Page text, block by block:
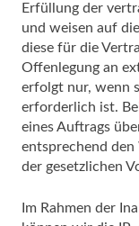
Erfüllung der
und weisen auf
diese für die
Offenlegung an
erfolgt nur, wenn
erforderlich ist.
eines Auftrags
entsprechend den
der gesetzlichen
Im Rahmen der